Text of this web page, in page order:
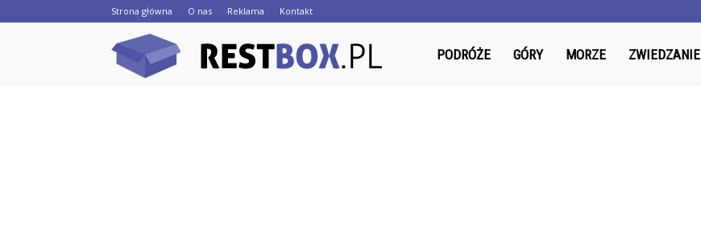
Strona główna O nas Reklama Kontakt
PODRÓŻE GÓRY MORZE ZWIEDZANIE